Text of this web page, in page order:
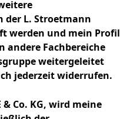
L. Stroetmann
werden und mein Profil
andere Fachbereiche
weitergeleitet
jederzeit widerrufen.
Co. KG, wird meine